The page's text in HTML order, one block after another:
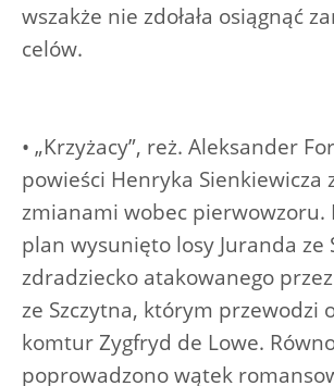
wszakże nie zdołała osiągnąć
celów.
• „Krzyżacy”, reż. Aleksander
powieści Henryka Sienkiewicza
zmianami wobec pierwowzoru.
plan wysunięto losy Juranda ze
zdradziecko atakowanego
ze Szczytna, którym przewodzi
komtur Zygfryd de Lowe.
poprowadzono wątek